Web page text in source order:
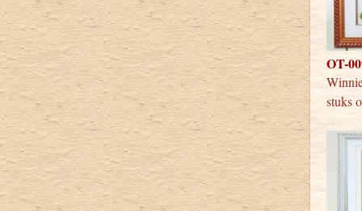
OT-
stuks